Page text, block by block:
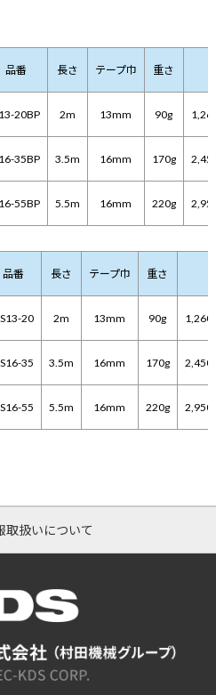
品番 長さ テープ巾 重さ
20BP 2m 13mm 90g
35BP 3.5m 16mm 170g
55BP 5.5m 16mm 220g
品番 長さ テープ巾 重さ
20 2m 13mm 90g 1,260
35 3.5m 16mm 170g 2,450
55 5.5m 16mm 220g 2,950
取扱いについて